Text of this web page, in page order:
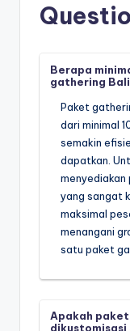
Berapa
gathering
Paket
dari minimal
semakin
dapatkan.
menyediakan
yang sangat
maksimal
menangani
satu paket
Apakah
dikustomisasi